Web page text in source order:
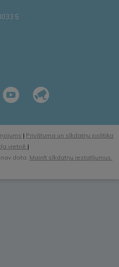
5
| Privātuma un sīkdatņu politika
vietnē |
dota. Mainīt sīkdatņu iestatījumus.